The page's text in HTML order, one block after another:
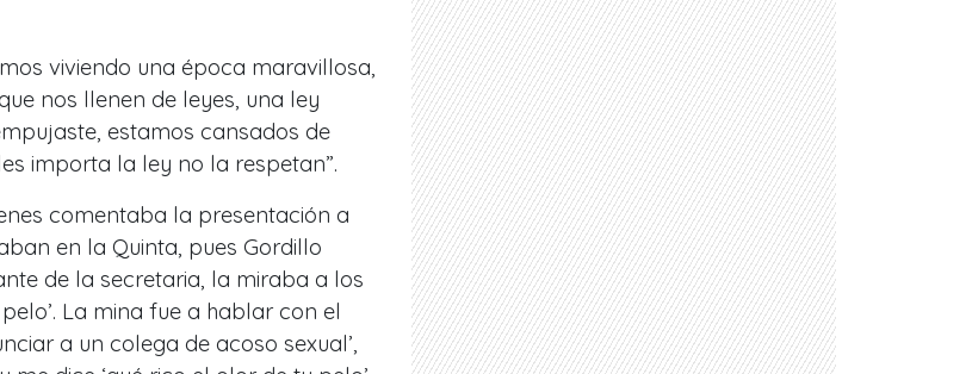
viviendo una época maravillosa,
nos llenen de leyes, una ley
estamos cansados de
importa la ley no la respetan”.
comentaba la presentación a
en la Quinta, pues Gordillo
de la secretaria, la miraba a los
La mina fue a hablar con el
a un colega de acoso sexual’,